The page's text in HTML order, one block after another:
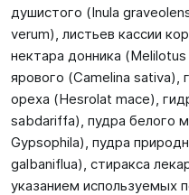
душистого (Inula
verum), листьев кассии
нектара донника
ярового (Саmеlinа sativa),
ореха (Hesrolat mace),
sabdariffa), пудра белого
Gypsophila), пудра
galbaniflua), стиракса
указанием используемых